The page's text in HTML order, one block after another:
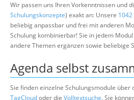
Wir passen uns Ihren Vorkenntnissen und
Schulungskonzepte) exakt an: Unsere
beliebig anpassbar und frei mit anderen
Schulung kombinierbar! Sie in jedem
andere Themen ergänzen sowie beliebige
Agenda selbst
Sie finden einzelne Schulungsmodule über
TagCloudoder die Volltextsuche. Sie